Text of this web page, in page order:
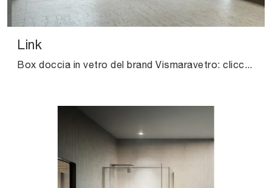
Link
Box doccia in vetro del brand Vismaravetro: clicca e scopri l'arredo bagno design Link per la stanza del benessere.